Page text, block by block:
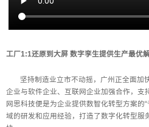
工厂1:1还原到大屏 数字孪生提供生产最优
坚持制造业立市不动摇，广州正全面加
企业与软件企业、互联网企业加强合作，支
网思科技便是为企业提供数智化转型方案的
域的研发和应用经验，打造了数字化转型服